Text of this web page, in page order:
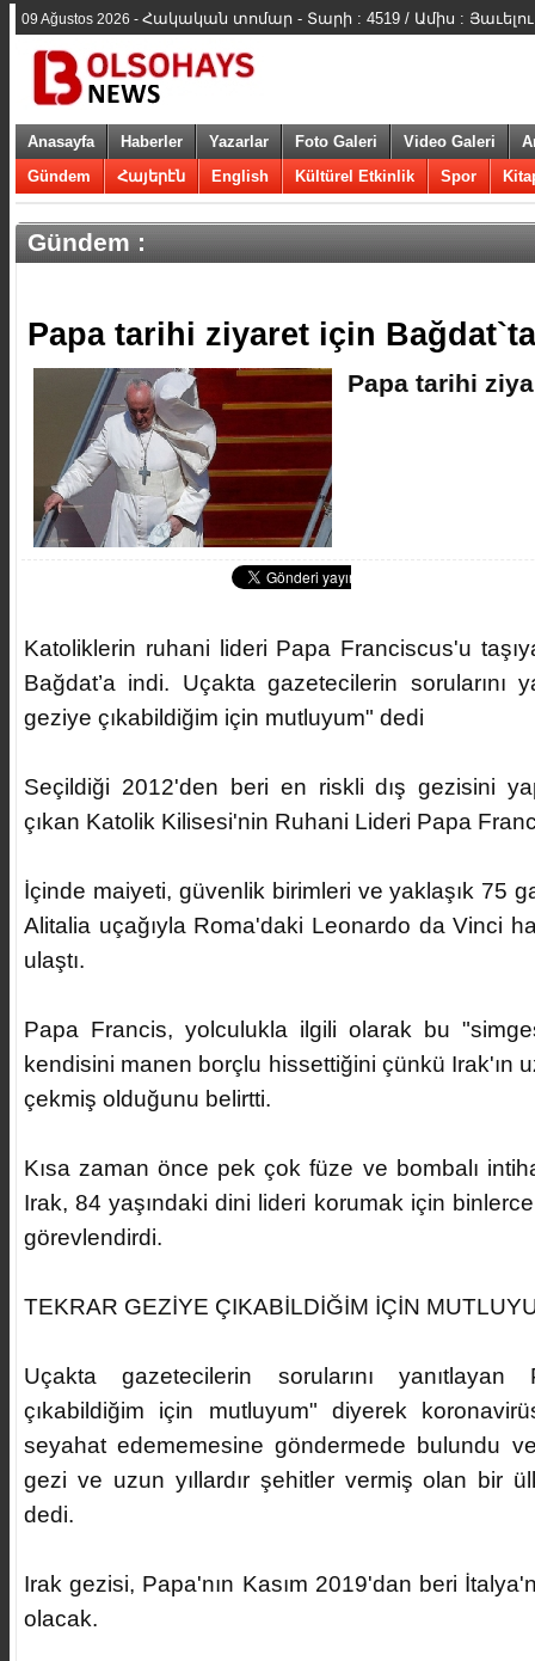
09 Ağustos 2026 - Հակական տոմար - Տարի : 4519 / Ամիս :
Anasayfa Haberler Yazarlar Foto Galeri Video Galeri
Gündem
Հայերէն English Kültürel Etkinlik Spor
Gündem :
​Papa tarihi ziyaret için
​Papa tarihi
Katoliklerin ruhani lideri Papa Franciscus'u
Bağdat’a indi. Uçakta gazetecilerin sorularını
geziye çıkabildiğim için mutluyum" dedi
Seçildiği 2012'den beri en riskli dış gezisini
çıkan Katolik Kilisesi'nin Ruhani Lideri Papa
İçinde maiyeti, güvenlik birimleri ve yaklaşık 75
Alitalia uçağıyla Roma'daki Leonardo da Vinci
ulaştı.
Papa Francis, yolculukla ilgili olarak bu
kendisini manen borçlu hissettiğini çünkü Irak'ın
çekmiş olduğunu belirtti.
Kısa zaman önce pek çok füze ve bombalı
Irak, 84 yaşındaki dini lideri korumak için
görevlendirdi.
TEKRAR GEZİYE ÇIKABİLDİĞİM İÇİN
Uçakta gazetecilerin sorularını
çıkabildiğim için mutluyum" diyerek
seyahat edememesine göndermede bulundu
gezi ve uzun yıllardır şehitler vermiş olan bir
dedi.
Irak gezisi, Papa'nın Kasım 2019'dan beri
olacak.